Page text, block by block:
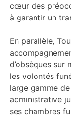
cœur des
à garantir un
En parallèle,
d’obsèques sur
les volontés
large gamme
administrative
ses chambres